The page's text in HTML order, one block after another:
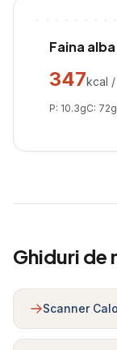
Faina
347kcal /
P: 10.3gC: 72g
Ghiduri de
Scanner